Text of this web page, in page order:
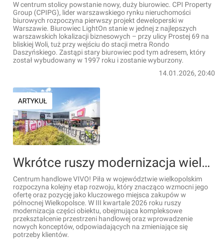
W centrum stolicy powstanie nowy, duży biurowiec. CPI Property
Group (CPIPG), lider warszawskiego rynku nieruchomości
biurowych rozpoczyna pierwszy projekt deweloperski w
Warszawie. Biurowiec LightOn stanie w jednej z najlepszych
warszawskich lokalizacji biznesowych – przy ulicy Prostej 69 na
bliskiej Woli, tuż przy wejściu do stacji metra Rondo
Daszyńskiego. Zastąpi stary biurowiec pod tym adresem, który
został wybudowany w 1997 roku i zostanie wyburzony.
14.01.2026, 20:40
ARTYKUŁ
Wkrótce ruszy modernizacja wielkiego centrum handlowego VIVO! Piła
Centrum handlowe VIVO! Piła w województwie wielkopolskim
rozpoczyna kolejny etap rozwoju, który znacząco wzmocni jego
ofertę oraz pozycję jako kluczowego miejsca zakupów w
północnej Wielkopolsce. W III kwartale 2026 roku ruszy
modernizacja części obiektu, obejmująca kompleksowe
przekształcenie przestrzeni handlowej oraz wprowadzenie
nowych konceptów, odpowiadających na zmieniające się
potrzeby klientów.